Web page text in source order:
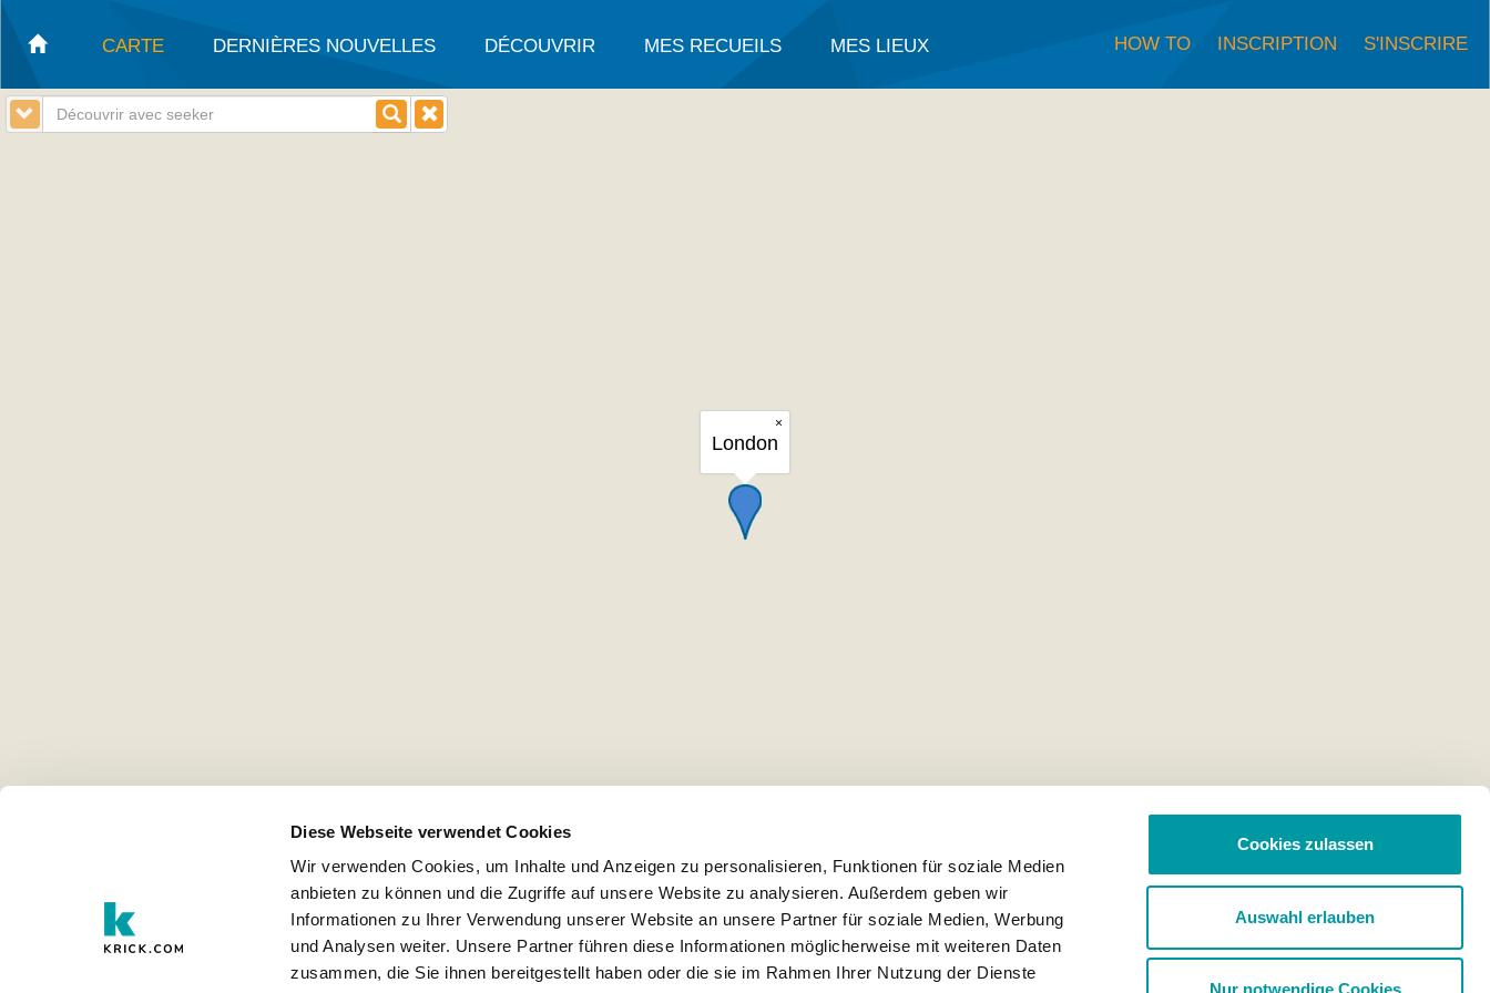
Diese Webseite verwendet Cookies
Wir verwenden Cookies, um Inhalte und Anzeigen zu personalisieren, Funktionen für soziale Medien
anbieten zu können und die Zugriffe auf unsere Website zu analysieren. Außerdem geben wir
Informationen zu Ihrer Verwendung unserer Website an unsere Partner für soziale Medien, Werbung
und Analysen weiter. Unsere Partner führen diese Informationen möglicherweise mit weiteren Daten
zusammen, die Sie ihnen bereitgestellt haben oder die sie im Rahmen Ihrer Nutzung der Dienste
Cookies zulassen
Auswahl erlauben
Nur notwendige Cookies
CARTE DERNIÈRES NOUVELLES DÉCOUVRIR MES RECUEILS MES LIEUX HOW TO INSCRIPTION S'INSCRIRE
×
London